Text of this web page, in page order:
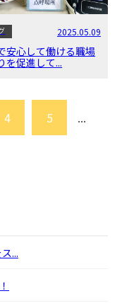
2025.05.09
安心して働ける職場
を促進して...
4 5 ...
...